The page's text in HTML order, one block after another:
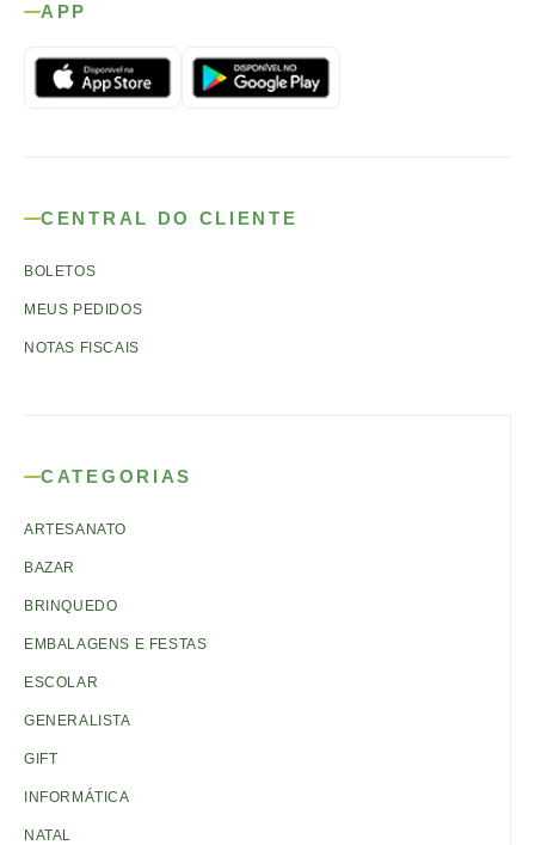
APP
CENTRAL DO CLIENTE
BOLETOS
MEUS PEDIDOS
NOTAS FISCAIS
CATEGORIAS
ARTESANATO
BAZAR
BRINQUEDO
EMBALAGENS E FESTAS
ESCOLAR
GENERALISTA
GIFT
INFORMÁTICA
NATAL